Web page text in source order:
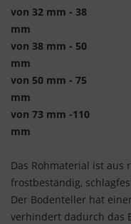
von 32 mm - 38
mm
von 38 mm - 50
mm
von 50 mm - 75
mm
von 73 mm -110
mm
Das Rohmaterial ist aus
frostbeständig,
Der Bodenteller hat
verhindert dadurch das